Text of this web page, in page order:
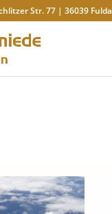
Str. 77 | 36039 Fulda